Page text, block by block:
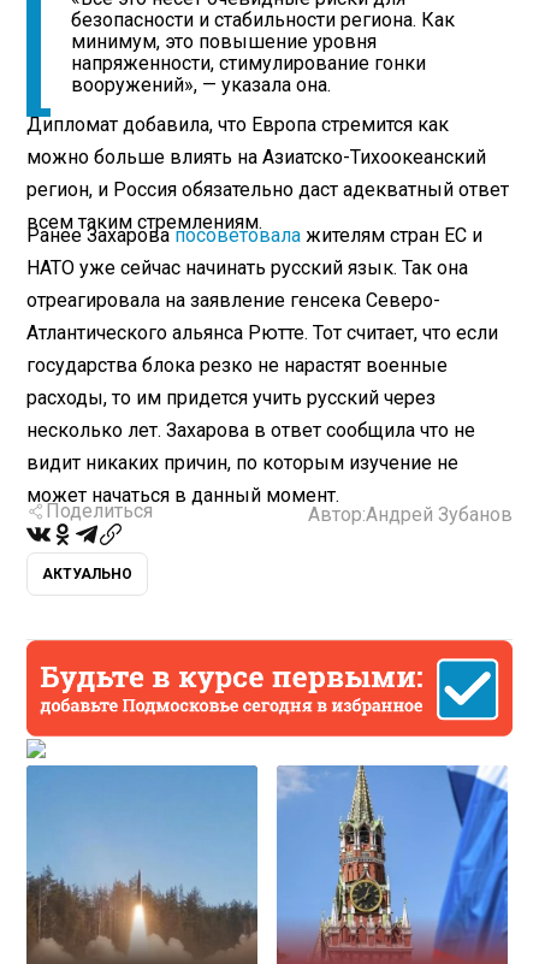
безопасности и стабильности региона. Как
минимум, это повышение уровня
напряженности, стимулирование гонки
вооружений», — указала она.
Дипломат добавила, что Европа стремится как
можно больше влиять на Азиатско-Тихоокеанский
регион, и Россия обязательно даст адекватный ответ
всем таким стремлениям.
Ранее Захаровапосоветовала жителям стран ЕС и
НАТО уже сейчас начинать русский язык. Так она
отреагировала на заявление генсека Северо-
Атлантического альянса Рютте. Тот считает, что если
государства блока резко не нарастят военные
расходы, то им придется учить русский через
несколько лет. Захарова в ответ сообщила что не
видит никаких причин, по которым изучение не
может начаться в данный момент.
Поделиться Автор:Андрей Зубанов
АКТУАЛЬНО